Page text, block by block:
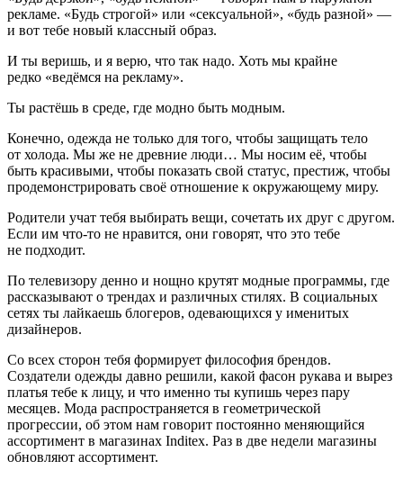
рекламе. «Будь строгой» или «сексуальной», «будь разной» —
и вот тебе новый классный образ.
И ты веришь, и я верю, что так надо. Хоть мы крайне
редко «ведёмся на рекламу».
Ты растёшь в среде, где модно быть модным.
Конечно, одежда не только для того, чтобы защищать тело
от холода. Мы же не древние люди… Мы носим её, чтобы
быть красивыми, чтобы показать свой статус, престиж, чтобы
продемонстрировать своё отношение к окружающему миру.
Родители учат тебя выбирать вещи, сочетать их друг с другом.
Если им что-то не нравится, они говорят, что это тебе
не подходит.
По телевизору денно и нощно крутят модные программы, где
рассказывают о трендах и различных стилях. В социальных
сетях ты лайкаешь блогеров, одевающихся у именитых
дизайнеров.
Со всех сторон тебя формирует философия брендов.
Создатели одежды давно решили, какой фасон рукава и вырез
платья тебе к лицу, и что именно ты купишь через пару
месяцев. Мода распространяется в геометрической
прогрессии, об этом нам говорит постоянно меняющийся
ассортимент в магазинах Inditex. Раз в две недели магазины
обновляют ассортимент.